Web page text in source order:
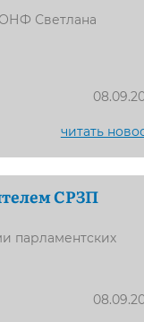
ОНФ Светлана
читать
СРЗП
парламентских